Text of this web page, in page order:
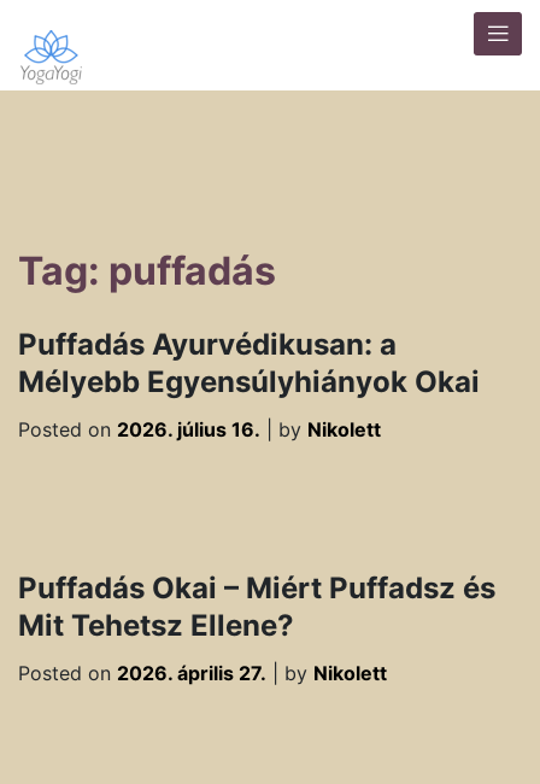
Tag: puffadás
Puffadás Ayurvédikusan: a
Mélyebb Egyensúlyhiányok Okai
Posted on 2026. július 16. by Nikolett
Puffadás Okai – Miért Puffadsz és
Mit Tehetsz Ellene?
Posted on 2026. április 27. by Nikolett